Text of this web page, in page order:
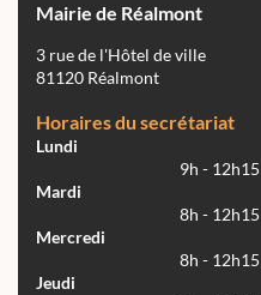
Mairie de Réalmont
3 rue de l'Hôtel de ville
81120 Réalmont
Horaires du secrétariat
Lundi
9h -
Mardi
8h -
Mercredi
8h -
Jeudi